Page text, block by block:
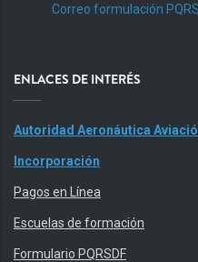
Correo formulación
ENLACES DE INTERÉS
Autoridad Aeronáutica
Incorporación
Pagos en Línea
Escuelas de formación
Formulario PQRSDF